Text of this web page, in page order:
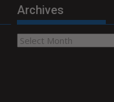
Archives
Archives